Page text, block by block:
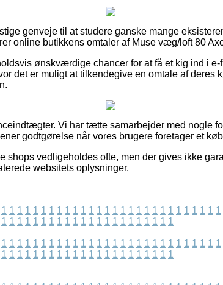
genveje til at studere ganske mange
online butikkens omtaler af Muse væg/loft 80
ønskværdige chancer for at få et kig ind i
det er muligt at tilkendegive en omtale af deres
Vi har tætte samarbejder med nogle
godtgørelse når vores brugere foretager et
shops vedligeholdes ofte, men der gives ikke
websitets oplysninger.
1 1 1 1 1 1 1 1 1 1 1 1 1 1 1 1 1 1 1 1 1 1 1 1 1 1 1 1
1 1 1 1 1 1 1 1 1 1 1 1 1 1 1 1 1 1 1 1 1 1
1 1 1 1 1 1 1 1 1 1 1 1 1 1 1 1 1 1 1 1 1 1 1 1 1 1 1 1
1 1 1 1 1 1 1 1 1 1 1 1 1 1 1 1 1 1 1 1 1 1